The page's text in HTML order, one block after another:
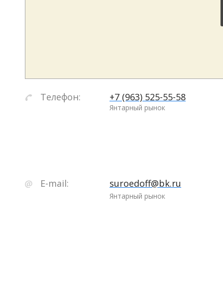
Телефон: +7 (963) 525-55-58
Янтарный рынок
E-mail: suroedoff@bk.ru
Янтарный рынок